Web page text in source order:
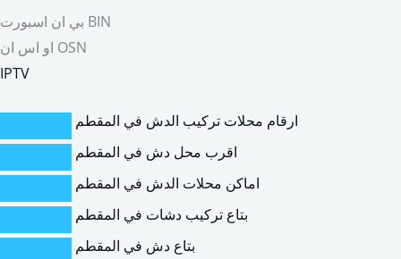
بي ان اسبورت BIN
او اس ان OSN
IPTV
ارقام محلات تركيب الدش في المقطم
اقرب محل دش في المقطم
اماكن محلات الدش في المقطم
بتاع تركيب دشات في المقطم
بتاع دش في المقطم